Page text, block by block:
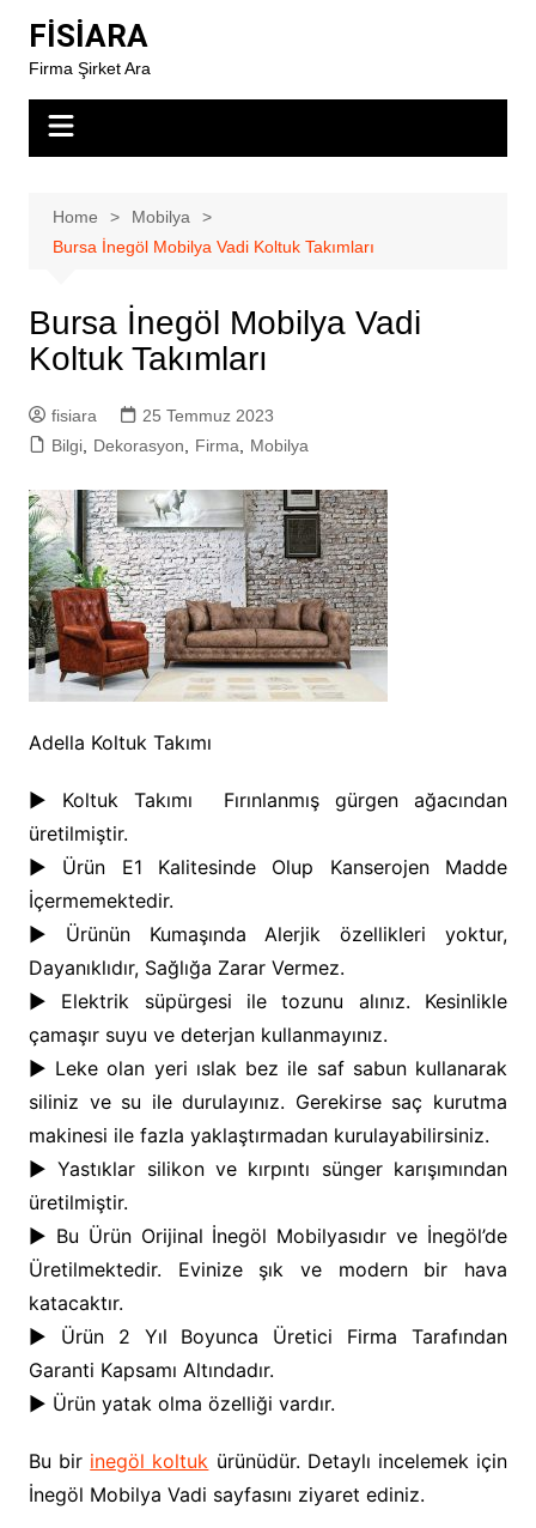
content
FİSİARA
Firma Şirket Ara
Home
Mobilya
Bursa İnegöl Mobilya Vadi Koltuk Takımları
Bursa İnegöl Mobilya Vadi
Koltuk Takımları
fisiara
25 Temmuz 2023
Bilgi, Dekorasyon Firma Mobilya
Adella Koltuk Takımı
► Koltuk Takımı Fırınlanmış gürgen ağacından
üretilmiştir.
► Ürün E1 Kalitesinde Olup Kanserojen Madde
İçermemektedir.
► Ürünün Kumaşında Alerjik özellikleri yoktur,
Dayanıklıdır, Sağlığa Zarar Vermez.
► Elektrik süpürgesi ile tozunu alınız. Kesinlikle
çamaşır suyu ve deterjan kullanmayınız.
► Leke olan yeri ıslak bez ile saf sabun kullanarak
siliniz ve su ile durulayınız. Gerekirse saç kurutma
makinesi ile fazla yaklaştırmadan kurulayabilirsiniz.
► Yastıklar silikon ve kırpıntı sünger karışımından
üretilmiştir.
► Bu Ürün Orijinal İnegöl Mobilyasıdır ve İnegöl’de
Üretilmektedir. Evinize şık ve modern bir hava
katacaktır.
► Ürün 2 Yıl Boyunca Üretici Firma Tarafından
Garanti Kapsamı Altındadır.
► Ürün yatak olma özelliği vardır.
Bu bir inegöl koltuk ürünüdür. Detaylı incelemek için
İnegöl Mobilya Vadi sayfasını ziyaret ediniz.